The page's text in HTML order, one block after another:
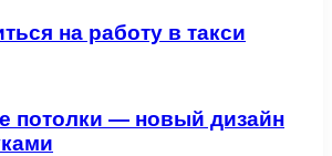
на работу в такси
потолки — новый дизайн